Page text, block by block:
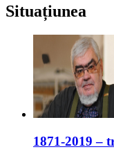
Situațiunea
1871-2019 –